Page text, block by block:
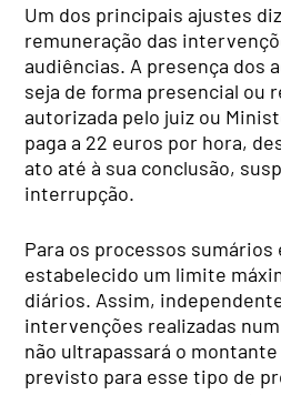
Um dos principais ajustes
remuneração das
audiências. A presença dos
seja de forma presencial ou
autorizada pelo juiz ou
paga a 22 euros por hora,
ato até à sua conclusão,
interrupção.
Para os processos
estabelecido um limite
diários. Assim,
intervenções realizadas
não ultrapassará o
previsto para esse tipo de